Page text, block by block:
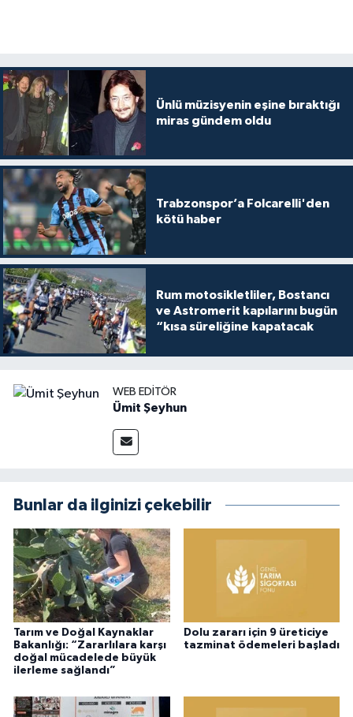
Ünlü müzisyenin eşine bıraktığı
miras gündem oldu
Trabzonspor’a Folcarelli'den
kötü haber
Rum motosikletliler, Bostancı
ve Astromerit kapılarını bugün
“kısa süreliğine kapatacak
WEB EDITÖR
Ümit Şeyhun
Bunlar da ilginizi çekebilir
Tarım ve Doğal Kaynaklar
Bakanlığı: “Zararlılara karşı
doğal mücadelede büyük
ilerleme sağlandı”
Dolu zararı için 9 üreticiye
tazminat ödemeleri başladı